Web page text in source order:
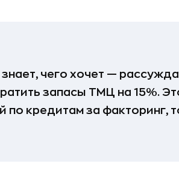
чего хочет —
запасы ТМЦ на 15%.
по кредитам за факторинг,